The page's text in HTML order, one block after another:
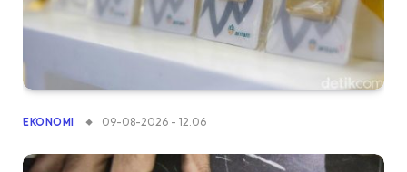
EKONOMI 09-08-2026 - 12.06